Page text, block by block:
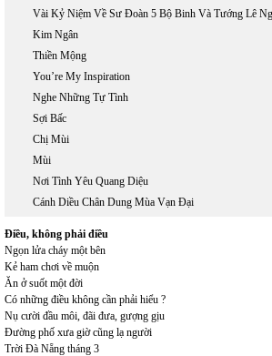
Vài Kỷ Niệm Về Sư Đoàn 5 Bộ Binh Và Tướng Lê
Kim Ngân
Thiền Mộng
You’re My Inspiration
Nghe Những Tự Tình
Sợi Bấc
Chị Mùi
Mùi
Nơi Tình Yêu Quang Diệu
Cánh Diều Chân Dung Mùa Vạn Đại
Điều, không phải điều
Ngọn lửa cháy một bên
Kẻ ham chơi về muộn
Ăn ở suốt một đời
Có những điều không cần phải hiểu ?
Nụ cười đầu môi, đãi đưa, gượng gịu
Đường phố xưa giờ cũng lạ người
Trời Đà Nẵng tháng 3